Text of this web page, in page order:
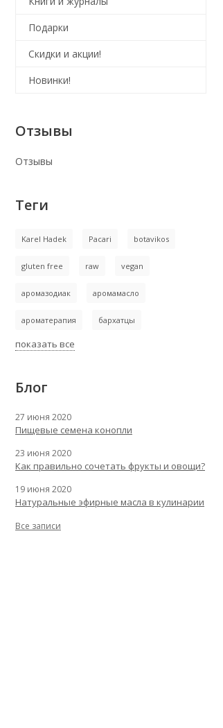
Подарки
Скидки и акции!
Новинки!
Отзывы
Отзывы
Теги
Karel Hadek Pacari botavikos
gluten free raw vegan
аромазодиак аромамасло
ароматерапия бархатцы
показать все
Блог
27 июня 2020
Пищевые семена конопли
23 июня 2020
Как правильно сочетать фрукты и овощи?
19 июня 2020
Натуральные эфирные масла в кулинарии
Все записи